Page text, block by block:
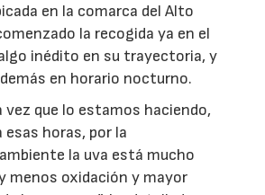
en la comarca del Alto
la recogida ya en el
inédito en su trayectoria, y
en horario nocturno.
vez que lo estamos haciendo,
esas horas, por la
la uva está mucho
menos oxidación y mayor